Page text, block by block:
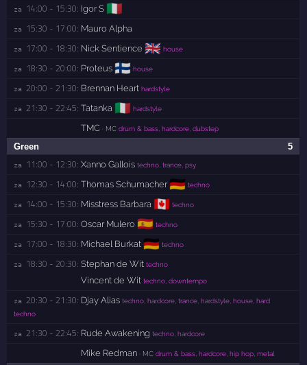
za 14:00 - 15:30: Igor S 🇮🇹
za 15:30 - 17:00: Mauro Alpha
za 17:00 - 18:30: Nick Sentience 🇬🇧 house
za 18:30 - 20:00: Proteus 🇫🇮 house
za 20:00 - 21:30: Brennan Heart hardstyle
za 21:30 - 22:45: Tatanka 🇮🇹 hardstyle
TMC · MC drum & bass, hardcore, dubstep
5
Green
za 11:00 - 12:30: Xanno Gallois techno, trance, psy
za 12:30 - 14:00: Thomas Schumacher 🇩🇪 techno
za 14:00 - 15:30: Misstress Barbara 🇨🇦 techno
za 15:30 - 17:00: Oscar Mulero 🇪🇸 techno
za 17:00 - 18:30: Michael Burkat 🇩🇪 techno
za 18:30 - 20:30: Stephan de Wit techno
Vincent de Wit techno, downtempo
za 20:30 - 21:30: Djay Alias techno, hardcore, trance, hardstyle, house, hard
techno
za 21:30 - 22:45: Rude Awakening techno, hardcore
Mike Redman · MC drum & bass, hardcore, hip hop, metal